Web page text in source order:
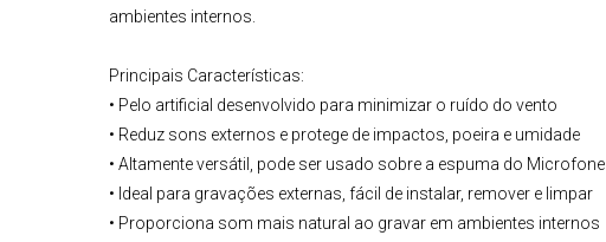
ambientes internos.
Principais Características:
• Pelo artificial desenvolvido para minimizar o ruído do vento
• Reduz sons externos e protege de impactos, poeira e umidade
• Altamente versátil, pode ser usado sobre a espuma do Microfone
• Ideal para gravações externas, fácil de instalar, remover e limpar
• Proporciona som mais natural ao gravar em ambientes internos